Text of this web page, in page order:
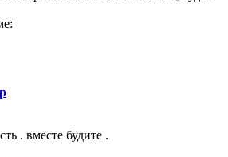
. вместе будите .